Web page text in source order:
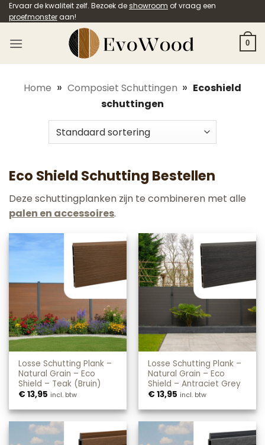
Ga
naar
inhoud
Ervaar de kwaliteit zelf. Bezoek deshowroom of vraag een
proefmonster aan!
0
Home » Composiet Schuttingen » Ecoshield
schuttingen
Eco Shield Schutting Bestellen
Deze schuttingplanken zijn te combineren met alle
palen en accessoires.
Losse Schutting Plank –
Natural Grain – Eco
Shield – Teak (Bruin)
€13,95 incl. btw
Losse Schutting Plank –
Natural Grain – Eco
Shield – Antraciet Grey
€13,95 incl. btw